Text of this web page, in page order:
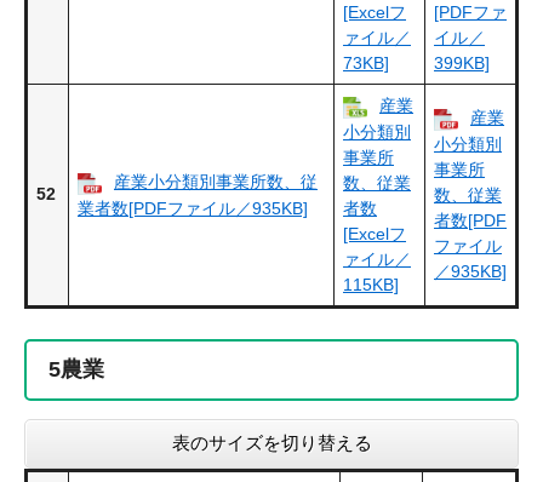
[Excelフ
ァイル／
73KB]
[PDFファ
イル／
399KB]
52
産業小分類別事業所数、従
業者数[PDFファイル／935KB]
産業
小分類別
事業所
数、従業
者数
[Excelフ
ァイル／
115KB]
産業
小分類別
事業所
数、従業
者数[PDF
ファイル
／935KB]
5農業
表のサイズを切り替える